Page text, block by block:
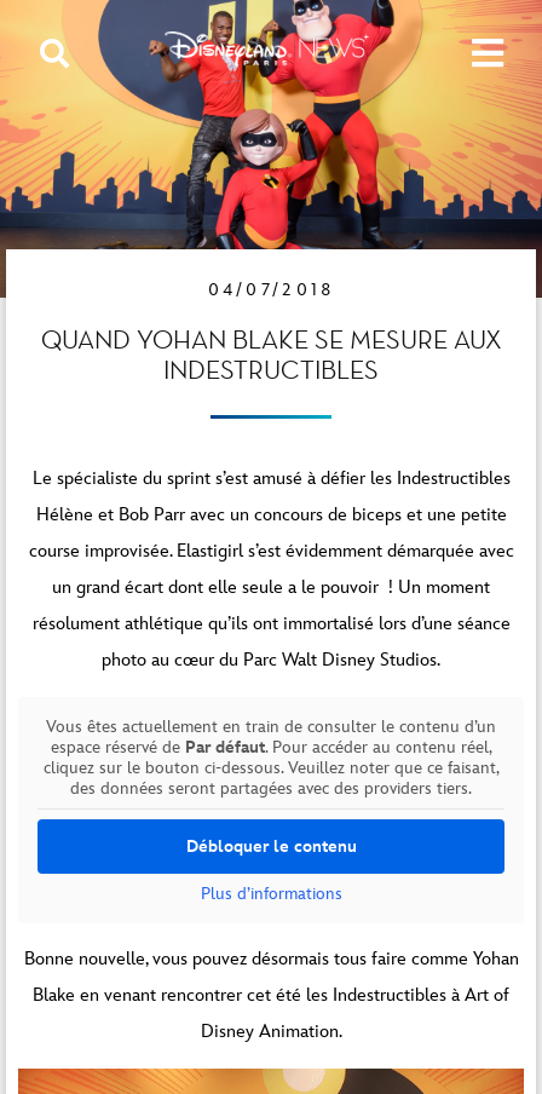
04/07/2018
QUAND YOHAN BLAKE SE MESURE AUX
INDESTRUCTIBLES
Le spécialiste du sprint s’est amusé à défier les Indestructibles
Hélène et Bob Parr avec un concours de biceps et une petite
course improvisée. Elastigirl s’est évidemment démarquée avec
un grand écart dont elle seule a le pouvoir ! Un moment
résolument athlétique qu’ils ont immortalisé lors d’une séance
photo au cœur du Parc Walt Disney Studios.
Vous êtes actuellement en train de consulter le contenu d’un
espace réservé de Par défaut. Pour accéder au contenu réel,
cliquez sur le bouton ci-dessous. Veuillez noter que ce faisant,
des données seront partagées avec des providers tiers.
Débloquer le contenu
Plus d’informations
Bonne nouvelle, vous pouvez désormais tous faire comme Yohan
Blake en venant rencontrer cet été les Indestructibles à Art of
Disney Animation.